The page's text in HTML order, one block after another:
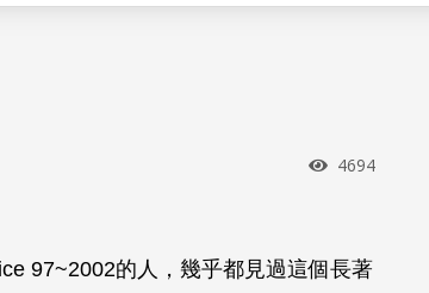
瀏覽次數
4694
97~2002的人，幾乎都見過這個長著